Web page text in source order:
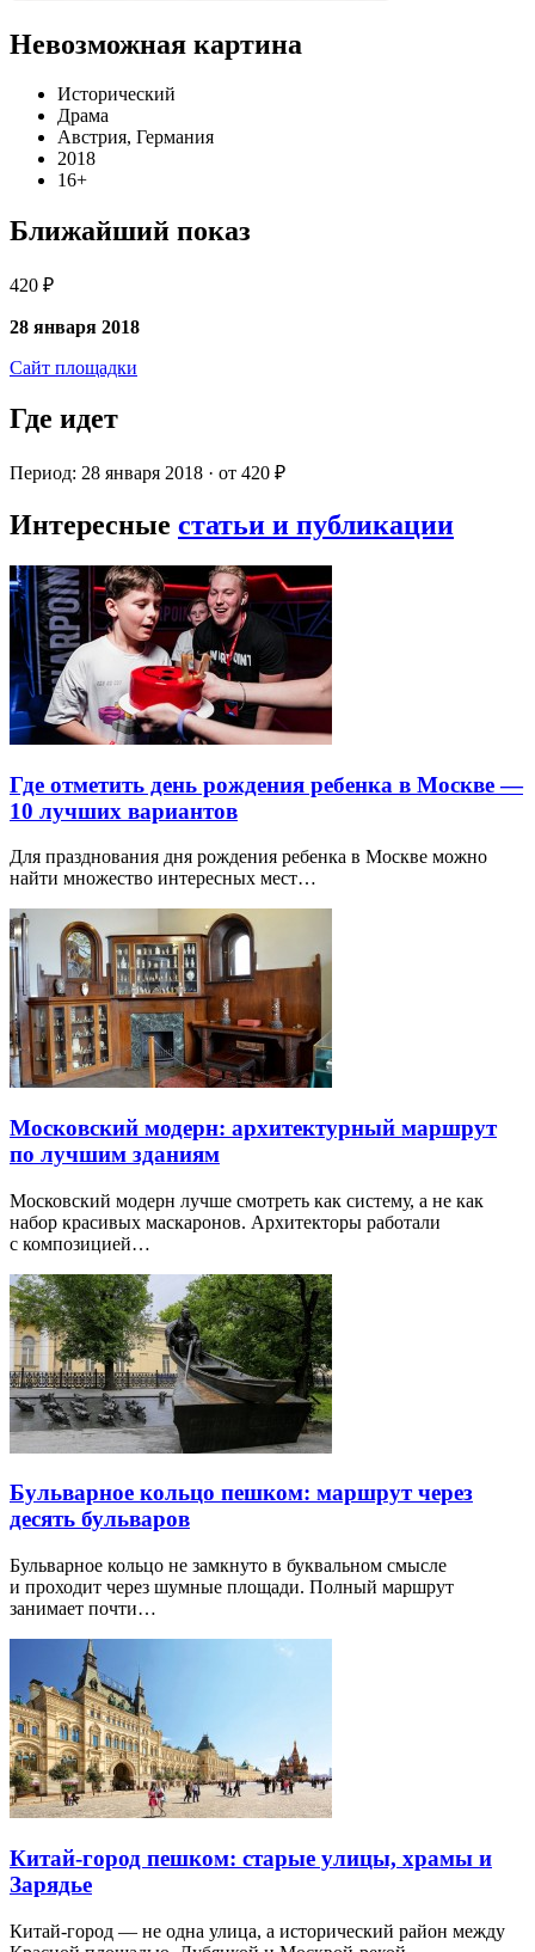
Невозможная картина
Исторический
Драма
Австрия, Германия
2018
16+
Ближайший показ
420 ₽
28 января 2018
Сайт площадки
Где идет
Период: 28 января 2018 · от 420 ₽
Интересные статьи и публикации
Где отметить день рождения ребенка в Москве —
10 лучших вариантов
Для празднования дня рождения ребенка в Москве можно
найти множество интересных мест…
Московский модерн: архитектурный маршрут
по лучшим зданиям
Московский модерн лучше смотреть как систему, а не как
набор красивых маскаронов. Архитекторы работали
с композицией…
Бульварное кольцо пешком: маршрут через
десять бульваров
Бульварное кольцо не замкнуто в буквальном смысле
и проходит через шумные площади. Полный маршрут
занимает почти…
Китай-город пешком: старые улицы, храмы и
Зарядье
Китай-город — не одна улица, а исторический район между